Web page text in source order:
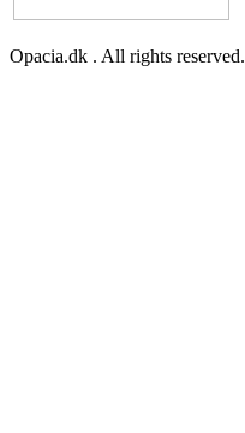
Opacia.dk . All rights reserved.